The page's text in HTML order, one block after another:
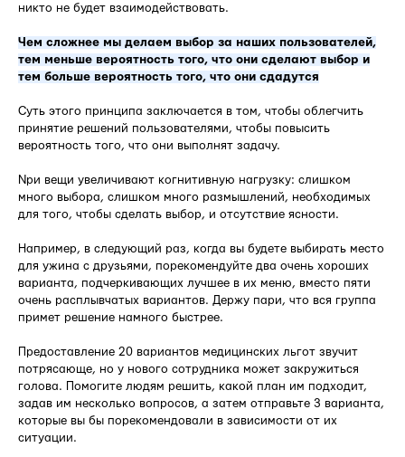
никто не будет взаимодействовать.
Чем сложнее мы делаем выбор за наших пользователей,
тем меньше вероятность того, что они сделают выбор и
тем больше вероятность того, что они сдадутся
Суть этого принципа заключается в том, чтобы облегчить
принятие решений пользователями, чтобы повысить
вероятность того, что они выполнят задачу.
Nри вещи увеличивают когнитивную нагрузку: слишком
много выбора, слишком много размышлений, необходимых
для того, чтобы сделать выбор, и отсутствие ясности.
Например, в следующий раз, когда вы будете выбирать место
для ужина с друзьями, порекомендуйте два очень хороших
варианта, подчеркивающих лучшее в их меню, вместо пяти
очень расплывчатых вариантов. Держу пари, что вся группа
примет решение намного быстрее.
Предоставление 20 вариантов медицинских льгот звучит
потрясающе, но у нового сотрудника может закружиться
голова. Помогите людям решить, какой план им подходит,
задав им несколько вопросов, а затем отправьте 3 варианта,
которые вы бы порекомендовали в зависимости от их
ситуации.